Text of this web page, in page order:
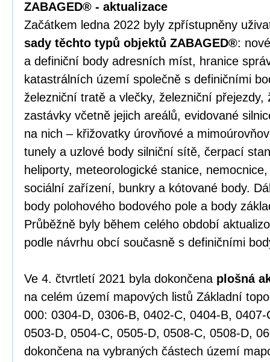
ZABAGED® - aktualizace
Začátkem ledna 2022 byly zpřístupněny
sady těchto typů objektů ZABAGED®:
a definiční body adresních míst, hranice
katastrálních území společně s definičními
železniční tratě a vlečky, železniční přejezdy,
zastávky včetně jejich areálů, evidované
na nich – křižovatky úrovňové a
tunely a uzlové body silniční sítě, čerpací
heliporty, meteorologické stanice,
sociální zařízení, bunkry a kótované body.
body polohového bodového pole a body
Průběžně byly během celého období
podle návrhu obcí současně s definičními
Ve 4. čtvrtletí 2021 byla dokončena plošná
na celém území mapových listů Základní
000: 0304-D, 0306-B, 0402-C, 0404-B,
0503-D, 0504-C, 0505-D, 0508-C, 0508-D,
dokončena na vybraných částech území